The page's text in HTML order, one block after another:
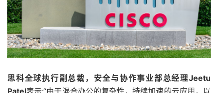
思科全球执行副总裁，安全与协作事业部总经理Jeetu
Patel表示:“由于混合办公的复杂性，持续加速的云应用，以